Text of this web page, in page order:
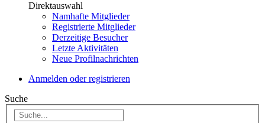
Direktauswahl
Namhafte Mitglieder
Registrierte Mitglieder
Derzeitige Besucher
Letzte Aktivitäten
Neue Profilnachrichten
Anmelden oder registrieren
Suche